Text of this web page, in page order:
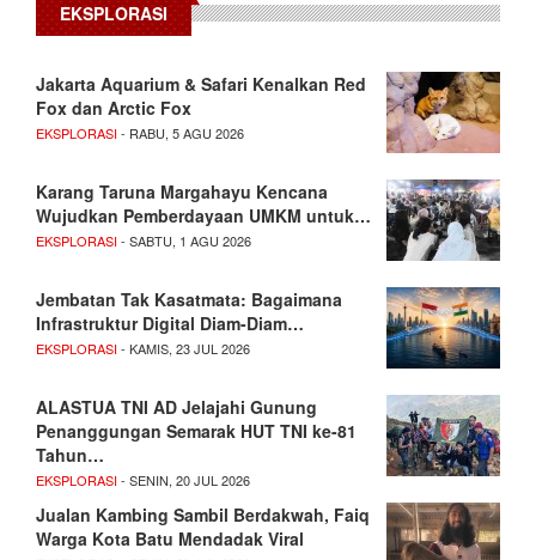
EKSPLORASI
Jakarta Aquarium & Safari Kenalkan Red
Fox dan Arctic Fox
EKSPLORASI- RABU, 5 AGU 2026
Karang Taruna Margahayu Kencana
Wujudkan Pemberdayaan UMKM untuk…
EKSPLORASI- SABTU, 1 AGU 2026
Jembatan Tak Kasatmata: Bagaimana
Infrastruktur Digital Diam-Diam…
EKSPLORASI- KAMIS, 23 JUL 2026
ALASTUA TNI AD Jelajahi Gunung
Penanggungan Semarak HUT TNI ke-81
Tahun…
EKSPLORASI- SENIN, 20 JUL 2026
Jualan Kambing Sambil Berdakwah, Faiq
Warga Kota Batu Mendadak Viral